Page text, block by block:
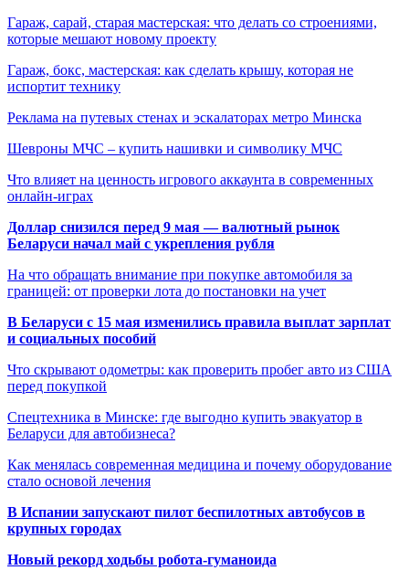
Гараж, сарай, старая мастерская: что делать со строениями,
которые мешают новому проекту
Гараж, бокс, мастерская: как сделать крышу, которая не
испортит технику
Реклама на путевых стенах и эскалаторах метро Минска
Шевроны МЧС – купить нашивки и символику МЧС
Что влияет на ценность игрового аккаунта в современных
онлайн-играх
Доллар снизился перед 9 мая — валютный рынок
Беларуси начал май с укрепления рубля
На что обращать внимание при покупке автомобиля за
границей: от проверки лота до постановки на учет
В Беларуси с 15 мая изменились правила выплат зарплат
и социальных пособий
Что скрывают одометры: как проверить пробег авто из США
перед покупкой
Спецтехника в Минске: где выгодно купить эвакуатор в
Беларуси для автобизнеса?
Как менялась современная медицина и почему оборудование
стало основой лечения
В Испании запускают пилот беспилотных автобусов в
крупных городах
Новый рекорд ходьбы робота-гуманоида